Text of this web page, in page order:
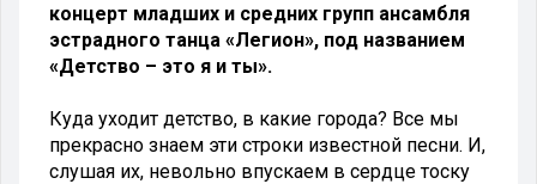
концерт младших и средних групп ансамбля
эстрадного танца «Легион», под названием
«Детство – это я и ты».
Куда уходит детство, в какие города? Все мы
прекрасно знаем эти строки известной песни. И,
слушая их, невольно впускаем в сердце тоску